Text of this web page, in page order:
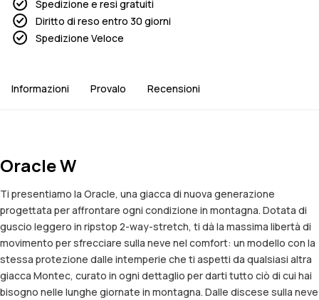
Spedizione e resi gratuiti
Diritto di reso entro 30 giorni
Spedizione Veloce
Informazioni Provalo Recensioni
Oracle W
Ti presentiamo la Oracle, una giacca di nuova generazione
progettata per affrontare ogni condizione in montagna. Dotata di
guscio leggero in ripstop 2-way-stretch, ti dà la massima libertà di
movimento per sfrecciare sulla neve nel comfort: un modello con la
stessa protezione dalle intemperie che ti aspetti da qualsiasi altra
giacca Montec, curato in ogni dettaglio per darti tutto ciò di cui hai
bisogno nelle lunghe giornate in montagna. Dalle discese sulla neve